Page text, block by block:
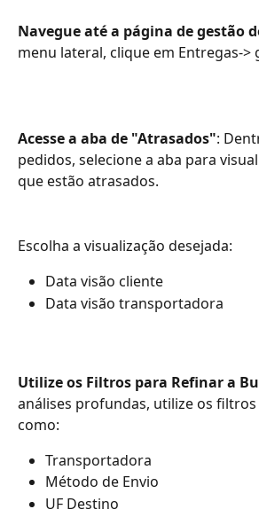
Navegue até a página de gestão
menu lateral, clique em Entregas->
Acesse a aba de "Atrasados":
pedidos, selecione a aba para
que estão atrasados.
Escolha a visualização desejada:
Data visão cliente
Data visão transportadora
Utilize os Filtros para Refinar a
análises profundas, utilize os
como:
Transportadora
Método de Envio
UF Destino